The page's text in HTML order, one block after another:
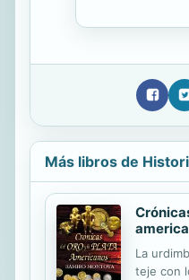
Más libros de
La
teje con